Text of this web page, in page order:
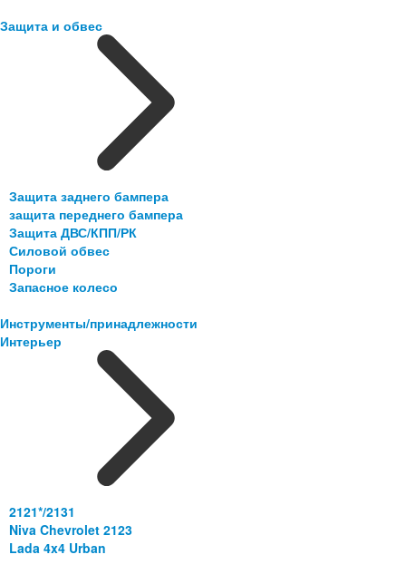
Защита и обвес
Защита заднего бампера
защита переднего бампера
Защита ДВС/КПП/РК
Силовой обвес
Пороги
Запасное колесо
Инструменты/принадлежности
Интерьер
2121*/2131
Niva Chevrolet 2123
Lada 4x4 Urban